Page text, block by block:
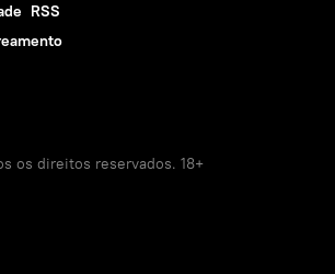
RSS
os direitos reservados. 18+